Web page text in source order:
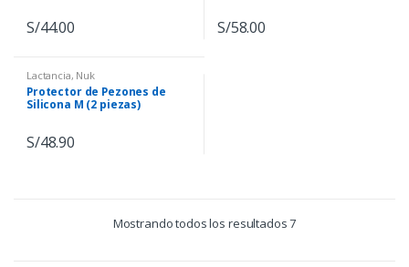
S/44.00 S/58.00
Lactancia, Nuk
Protector de Pezones de
Silicona M (2 piezas)
S/48.90
Mostrando todos los resultados 7